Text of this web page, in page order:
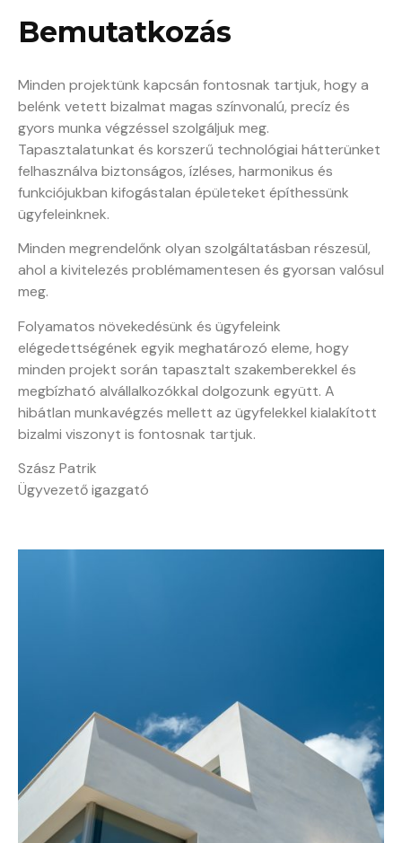
Bemutatkozás
Minden projektünk kapcsán fontosnak tartjuk, hogy a
belénk vetett bizalmat magas színvonalú, precíz és
gyors munka végzéssel szolgáljuk meg.
Tapasztalatunkat és korszerű technológiai hátterünket
felhasználva biztonságos, ízléses, harmonikus és
funkciójukban kifogástalan épületeket építhessünk
ügyfeleinknek.
Minden megrendelőnk olyan szolgáltatásban részesül,
ahol a kivitelezés problémamentesen és gyorsan valósul
meg.
Folyamatos növekedésünk és ügyfeleink
elégedettségének egyik meghatározó eleme, hogy
minden projekt során tapasztalt szakemberekkel és
megbízható alvállalkozókkal dolgozunk együtt. A
hibátlan munkavégzés mellett az ügyfelekkel kialakított
bizalmi viszonyt is fontosnak tartjuk.
Szász Patrik
Ügyvezető igazgató